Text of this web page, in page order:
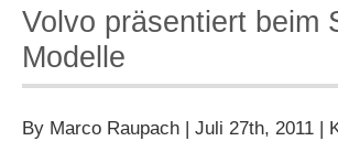
Volvo präsentiert beim
Modelle
By Marco Raupach | Juli 27th, 2011 |